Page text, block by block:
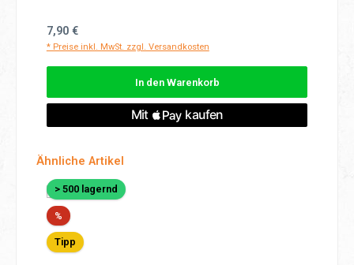
Regulärer Preis:
7,90 €
* Preise inkl. MwSt. zzgl. Versandkosten
In den Warenkorb
Produktgalerie überspringen
Ähnliche Artikel
> 500 lagernd
%Rabatt
Tipp